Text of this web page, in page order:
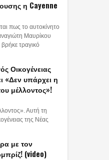
η Cayenne
πως το αυτοκίνητο
Μαυρίκου
τραγικό
Οικογένειας
«Δεν υπάρχει η
μέλλοντος»!
Αυτή τη
της Νέας
με τον
(video)